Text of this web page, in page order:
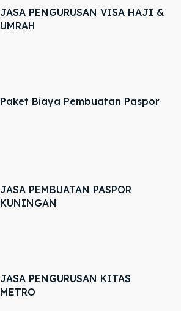
JASA PENGURUSAN VISA HAJI &
UMRAH
Paket Biaya Pembuatan Paspor
JASA PEMBUATAN PASPOR
KUNINGAN
JASA PENGURUSAN KITAS
METRO